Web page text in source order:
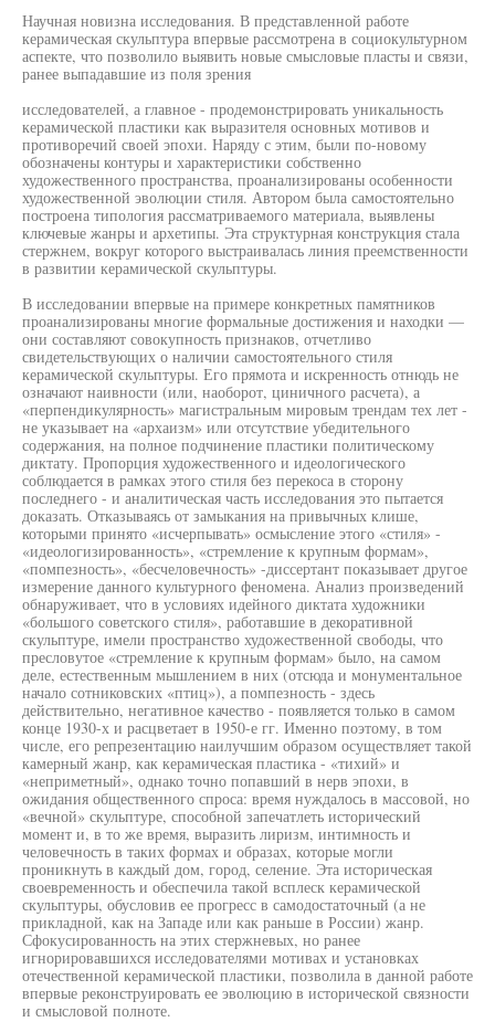
Научная новизна исследования. В представленной работе
керамическая скульптура впервые рассмотрена в социокультурном
аспекте, что позволило выявить новые смысловые пласты и связи,
ранее выпадавшие из поля зрения
исследователей, а главное - продемонстрировать уникальность
керамической пластики как выразителя основных мотивов и
противоречий своей эпохи. Наряду с этим, были по-новому
обозначены контуры и характеристики собственно
художественного пространства, проанализированы особенности
художественной эволюции стиля. Автором была самостоятельно
построена типология рассматриваемого материала, выявлены
ключевые жанры и архетипы. Эта структурная конструкция стала
стержнем, вокруг которого выстраивалась линия преемственности
в развитии керамической скульптуры.
В исследовании впервые на примере конкретных памятников
проанализированы многие формальные достижения и находки —
они составляют совокупность признаков, отчетливо
свидетельствующих о наличии самостоятельного стиля
керамической скульптуры. Его прямота и искренность отнюдь не
означают наивности (или, наоборот, циничного расчета), а
«перпендикулярность» магистральным мировым трендам тех лет -
не указывает на «архаизм» или отсутствие убедительного
содержания, на полное подчинение пластики политическому
диктату. Пропорция художественного и идеологического
соблюдается в рамках этого стиля без перекоса в сторону
последнего - и аналитическая часть исследования это пытается
доказать. Отказываясь от замыкания на привычных клише,
которыми принято «исчерпывать» осмысление этого «стиля» -
«идеологизированность», «стремление к крупным формам»,
«помпезность», «бесчеловечность» -диссертант показывает другое
измерение данного культурного феномена. Анализ произведений
обнаруживает, что в условиях идейного диктата художники
«большого советского стиля», работавшие в декоративной
скульптуре, имели пространство художественной свободы, что
пресловутое «стремление к крупным формам» было, на самом
деле, естественным мышлением в них (отсюда и монументальное
начало сотниковских «птиц»), а помпезность - здесь
действительно, негативное качество - появляется только в самом
конце 1930-х и расцветает в 1950-е гг. Именно поэтому, в том
числе, его репрезентацию наилучшим образом осуществляет такой
камерный жанр, как керамическая пластика - «тихий» и
«неприметный», однако точно попавший в нерв эпохи, в
ожидания общественного спроса: время нуждалось в массовой, но
«вечной» скульптуре, способной запечатлеть исторический
момент и, в то же время, выразить лиризм, интимность и
человечность в таких формах и образах, которые могли
проникнуть в каждый дом, город, селение. Эта историческая
своевременность и обеспечила такой всплеск керамической
скульптуры, обусловив ее прогресс в самодостаточный (а не
прикладной, как на Западе или как раньше в России) жанр.
Сфокусированность на этих стержневых, но ранее
игнорировавшихся исследователями мотивах и установках
отечественной керамической пластики, позволила в данной работе
впервые реконструировать ее эволюцию в исторической связности
и смысловой полноте.